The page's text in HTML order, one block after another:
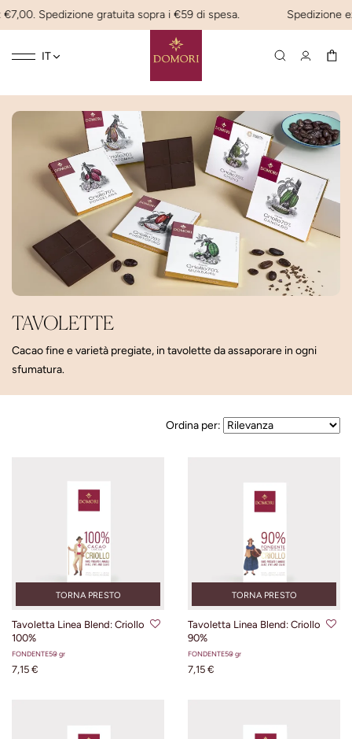
Spedizione gratuita sopra i €59 di spesa. Spedizione
Toggle
☰ IT
TAVOLETTE
Cacao fine e varietà pregiate, in tavolette da assaporare in ogni
sfumatura.
Ordina per:
TORNA PRESTO
Tavoletta Linea Blend: Criollo
100%
FONDENTE50 gr
7,15 €
TORNA PRESTO
Tavoletta Linea Blend: Criollo
90%
FONDENTE50 gr
7,15 €